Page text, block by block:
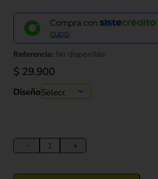
Compra con
cupo.
Referencia: No disponible
$ 29.900
Diseño
-
Zoológico
de
+